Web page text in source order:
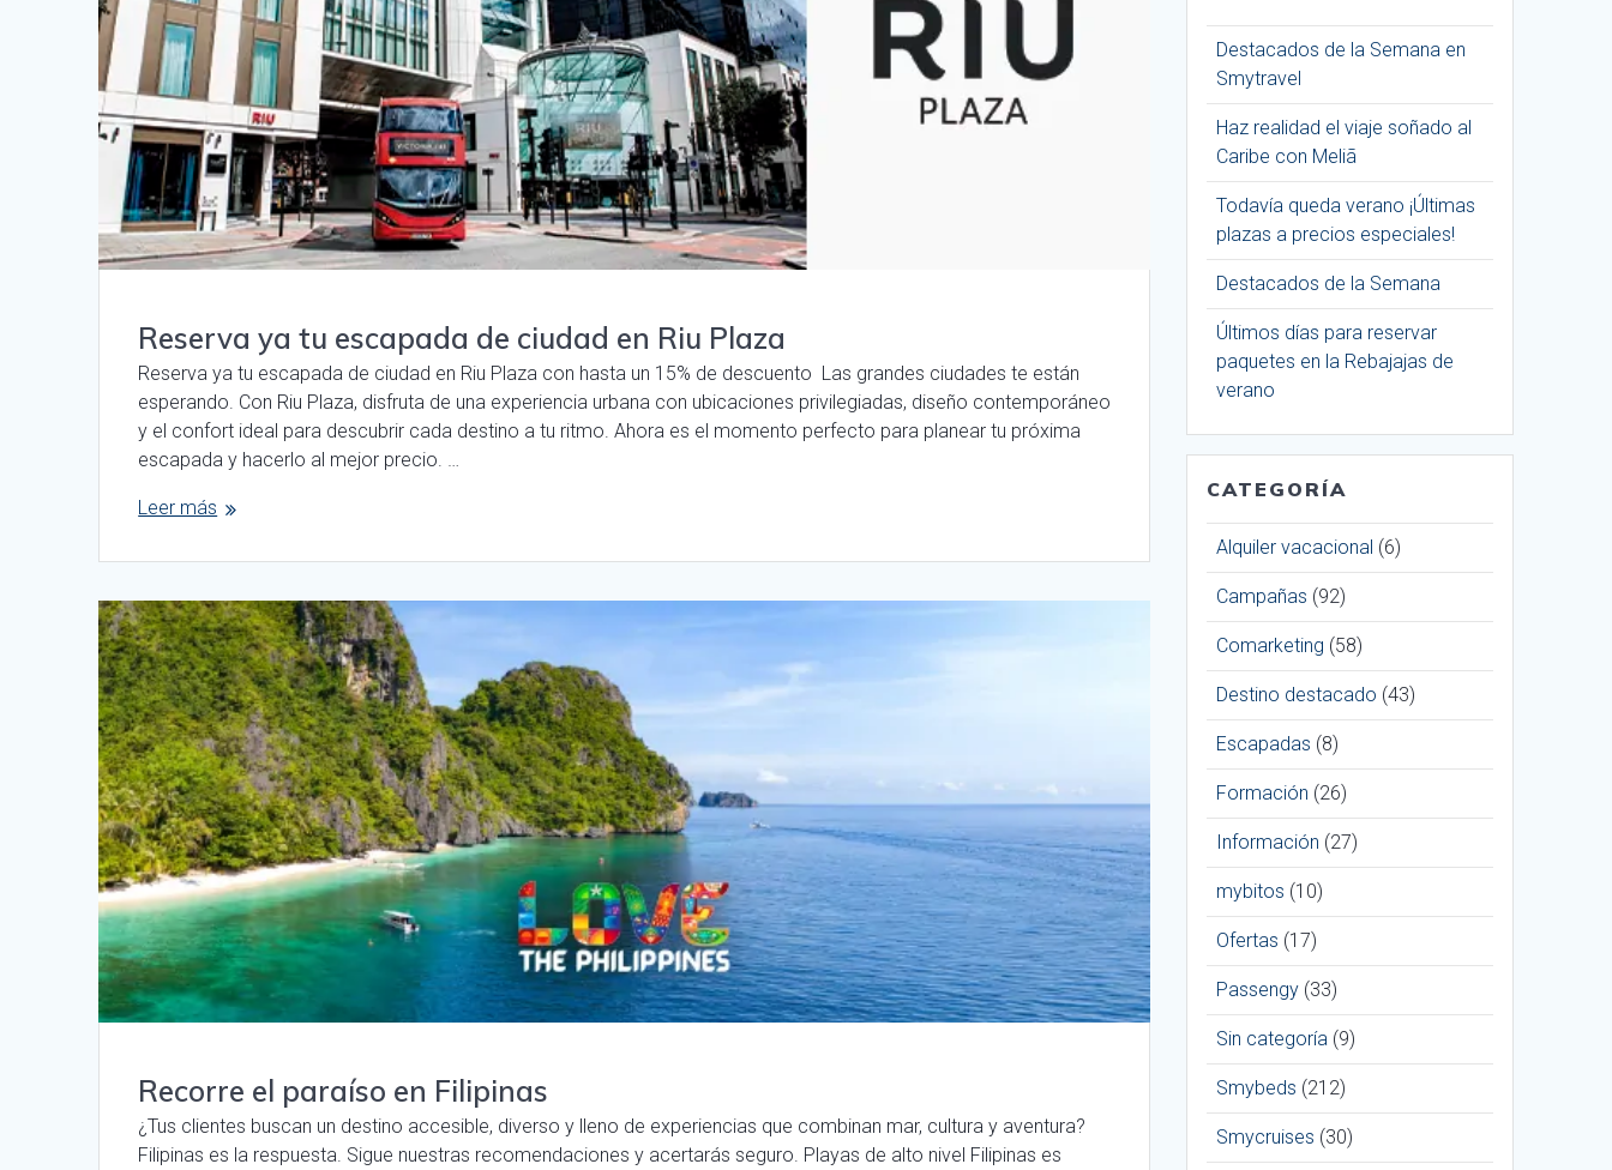
Reserva ya tu escapada de ciudad en Riu Plaza
Reserva ya tu escapada de ciudad en Riu Plaza con hasta un 15% de descuento Las grandes ciudades te están
esperando. Con Riu Plaza, disfruta de una experiencia urbana con ubicaciones privilegiadas, diseño contemporáneo
y el confort ideal para descubrir cada destino a tu ritmo. Ahora es el momento perfecto para planear tu próxima
escapada y hacerlo al mejor precio. …
Leer más
Recorre el paraíso en Filipinas
¿Tus clientes buscan un destino accesible, diverso y lleno de experiencias que combinan mar, cultura y aventura?
Filipinas es la respuesta. Sigue nuestras recomendaciones y acertarás seguro. Playas de alto nivel Filipinas es
Destacados de la Semana en
Smytravel
Haz realidad el viaje soñado al
Caribe con Meliã
Todavía queda verano ¡Últimas
plazas a precios especiales!
Destacados de la Semana
Últimos días para reservar
paquetes en la Rebajajas de
verano
CATEGORÍA
Alquiler vacacional (6)
Campañas (92)
Comarketing (58)
Destino destacado (43)
Escapadas (8)
Formación (26)
Información (27)
mybitos (10)
Ofertas (17)
Passengy (33)
Sin categoría (9)
Smybeds (212)
Smycruises (30)